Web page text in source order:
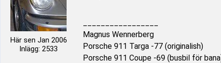
Här sen Jan 2006
Inlägg: 2533
Magnus Wennerberg
Porsche 911 Targa -77 (originalish)
Porsche 911 Coupe -69 (busbil för